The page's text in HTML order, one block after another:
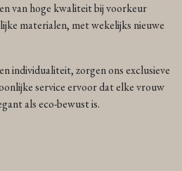
van hoge kwaliteit bij voorkeur
materialen, met wekelijks nieuwe
individualiteit, zorgen ons exclusieve
service ervoor dat elke vrouw
als eco-bewust is.